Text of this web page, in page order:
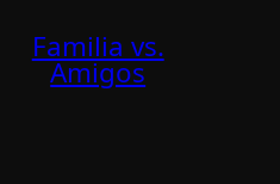
Familia vs.
Amigos